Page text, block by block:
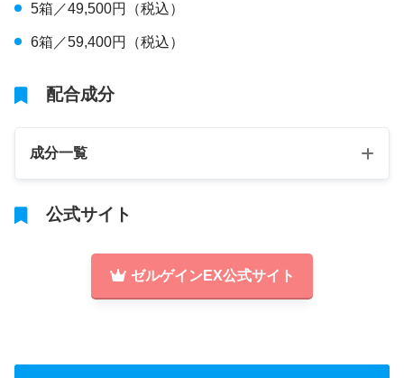
5箱／49,500円（税込）
6箱／59,400円（税込）
配合成分
成分一覧
公式サイト
ゼルゲインEX公式サイト